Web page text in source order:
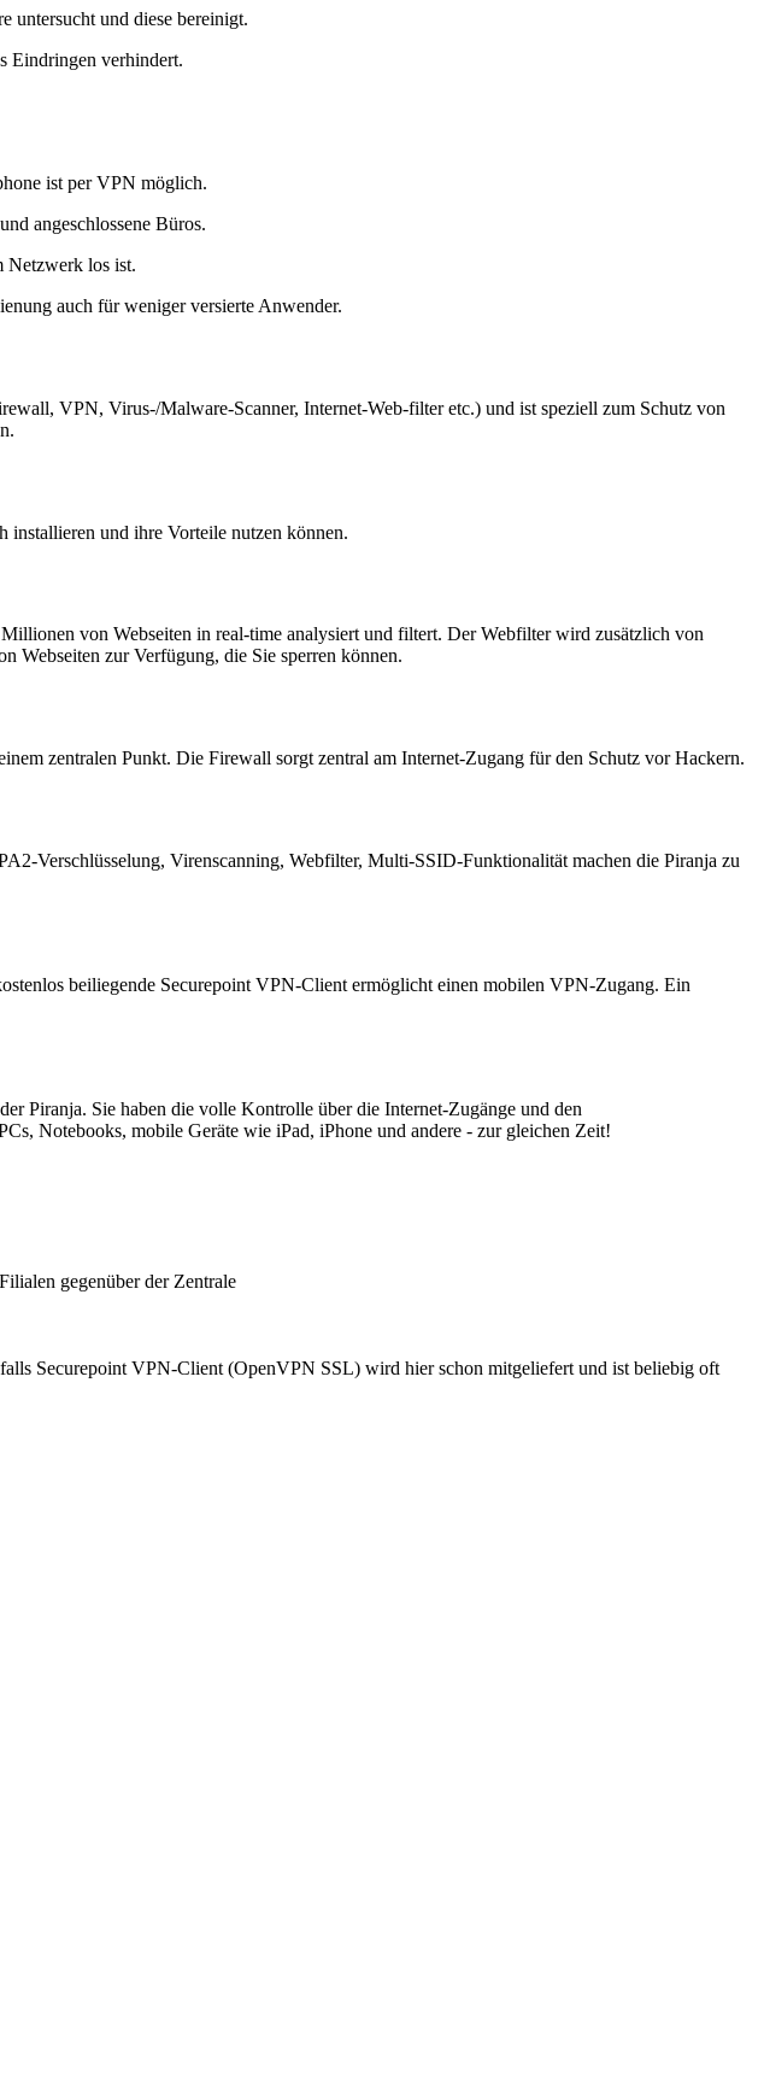
untersucht und diese bereinigt.
Eindringen verhindert.
ist per VPN möglich.
angeschlossene Büros.
Netzwerk los ist.
auch für weniger versierte Anwender.
VPN, Virus-/Malware-Scanner, Internet-Web-filter etc.) und ist speziell zum Schutz von
installieren und ihre Vorteile nutzen können.
von Webseiten in real-time analysiert und filtert. Der Webfilter wird zusätzlich von
Webseiten zur Verfügung, die Sie sperren können.
zentralen Punkt. Die Firewall sorgt zentral am Internet-Zugang für den Schutz vor Hackern.
Verschlüsselung, Virenscanning, Webfilter, Multi-SSID-Funktionalität machen die Piranja zu
beiliegende Securepoint VPN-Client ermöglicht einen mobilen VPN-Zugang. Ein
Piranja. Sie haben die volle Kontrolle über die Internet-Zugänge und den
Notebooks, mobile Geräte wie iPad, iPhone und andere - zur gleichen Zeit!
gegenüber der Zentrale
Securepoint VPN-Client (OpenVPN SSL) wird hier schon mitgeliefert und ist beliebig oft